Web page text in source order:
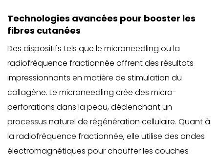
Technologies avancées pour booster les
fibres cutanées
Des dispositifs tels que le microneedling ou la
radiofréquence fractionnée offrent des résultats
impressionnants en matière de stimulation du
collagène. Le microneedling crée des micro-
perforations dans la peau, déclenchant un
processus naturel de régénération cellulaire. Quant à
la radiofréquence fractionnée, elle utilise des ondes
électromagnétiques pour chauffer les couches